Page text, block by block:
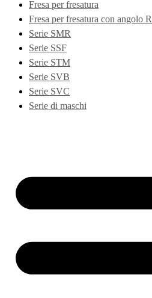
Fresa per fresatura
Fresa per fresatura con angolo R
Serie SMR
Serie SSF
Serie STM
Serie SVB
Serie SVC
Serie di maschi